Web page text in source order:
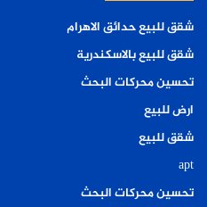
شقق للبيع حدائق الاهرام
شقق للبيع بالاسكندرية
تحسين محركات البحث
ارض للبيع
شقق للبيع
apt
تحسين محركات البحث